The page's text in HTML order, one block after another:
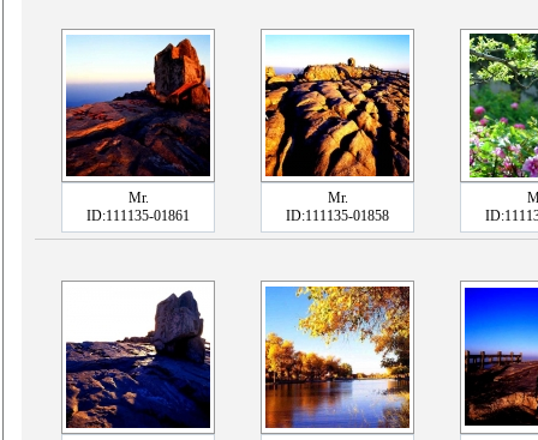
Mr.
ID:111135-01861
Mr.
ID:111135-01858